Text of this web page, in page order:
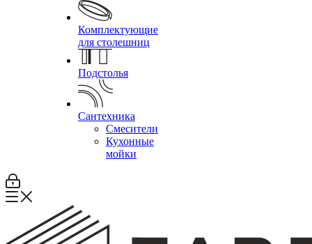
Комплектующие
для столешниц
Подстолья
Сантехника
Смесители
Кухонные
мойки